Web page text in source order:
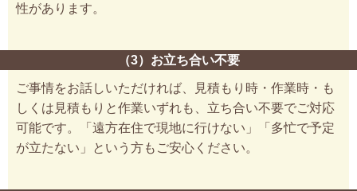
性があります。
（3）お立ち合い不要
ご事情をお話しいただければ、見積もり時・作業時・も
しくは見積もりと作業いずれも、立ち合い不要でご対応
可能です。「遠方在住で現地に行けない」「多忙で予定
が立たない」という方もご安心ください。